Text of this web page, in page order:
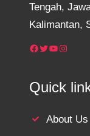
Tengah,
Kalimantan,
Facebook Twitter YouTube Instagram
Quick
About Us